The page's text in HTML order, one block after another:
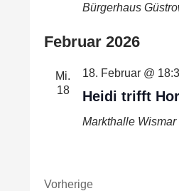
Bürgerhaus
Februar 2026
Mi.
18
Heidi trifft
18. Februar @
Markthalle Wismar
VorherigeVeranstaltungen